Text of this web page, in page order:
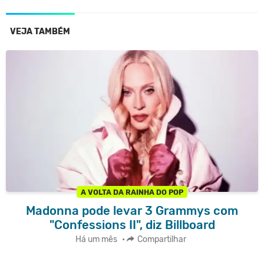
VEJA TAMBÉM
A VOLTA DA RAINHA DO POP
Madonna pode levar 3 Grammys com
"Confessions II", diz Billboard
Há um mês • Compartilhar